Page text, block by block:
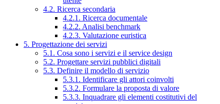
4.2. Ricerca secondaria
4.2.1. Ricerca documentale
4.2.2. Analisi benchmark
4.2.3. Valutazione euristica
5. Progettazione dei servizi
5.1. Cosa sono i servizi e il service design
5.2. Progettare servizi pubblici digitali
5.3. Definire il modello di servizio
5.3.1. Identificare gli attori coinvolti
5.3.2. Formulare la proposta di valore
5.3.3. Inquadrare gli elementi costitutivi del